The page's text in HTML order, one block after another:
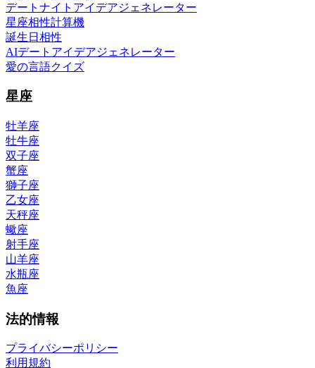
デートナイトアイデアジェネレーター
星座相性計算機
誕生日相性
AIデートアイデアジェネレーター
愛の言語クイズ
星座
牡羊座
牡牛座
双子座
蟹座
獅子座
乙女座
天秤座
蠍座
射手座
山羊座
水瓶座
魚座
法的情報
プライバシーポリシー
利用規約